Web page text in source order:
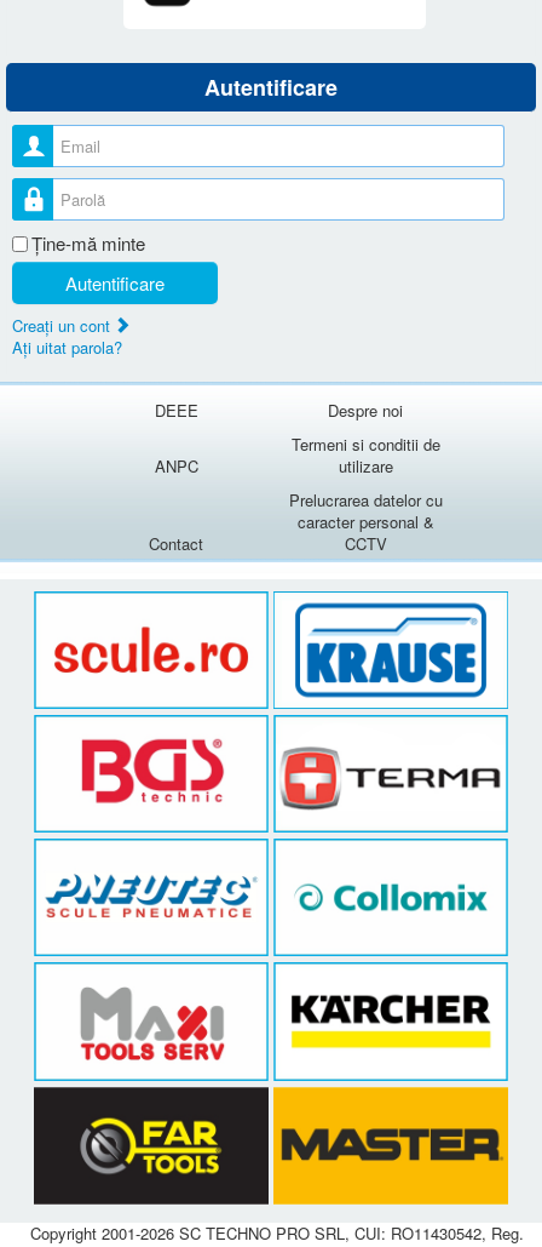
Autentificare
Nume utilizator
Parolă
Ţine-mă minte
Autentificare
Creaţi un cont
Aţi uitat parola?
DEEE Despre noi
ANPC
Termeni si conditii de
utilizare
Contact
Prelucrarea datelor cu
caracter personal &
CCTV
Copyright 2001-2026 SC TECHNO PRO SRL, CUI: RO11430542, Reg.